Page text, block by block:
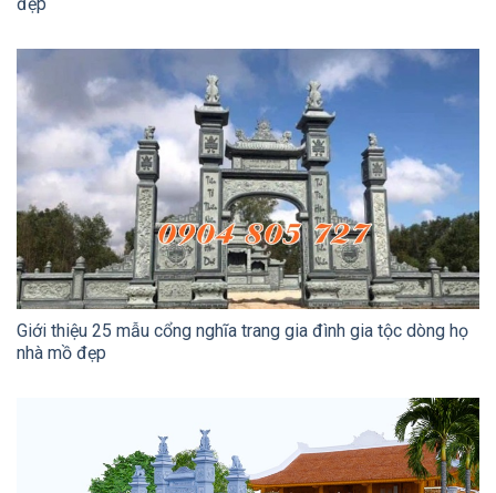
Giới thiệu 25 mẫu cổng nghĩa trang gia đình gia tộc dòng họ
nhà mồ đẹp